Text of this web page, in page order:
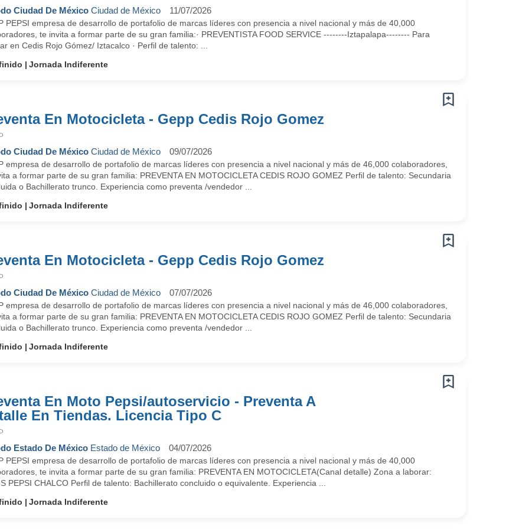
Ciudad De MéxicoCiudad de México 11/07/2026
PEPSI empresa de desarrollo de portafolio de marcas líderes con presencia a nivel nacional y más de 40,000
te invita a formar parte de su gran familia:· PREVENTISTA FOOD SERVICE --------Iztapalapa-------- Para
en Cedis Rojo Gómez/ Iztacalco · Perfil de talento: ...
Jornada Indiferente
En Motocicleta - Gepp Cedis Rojo Gomez
Ciudad De MéxicoCiudad de México 09/07/2026
empresa de desarrollo de portafolio de marcas líderes con presencia a nivel nacional y más de 46,000 colaboradores,
a formar parte de su gran familia: PREVENTA EN MOTOCICLETA CEDIS ROJO GOMEZ Perfil de talento: Secundaria
o Bachillerato trunco. Experiencia como preventa /vendedor ...
Jornada Indiferente
En Motocicleta - Gepp Cedis Rojo Gomez
Ciudad De MéxicoCiudad de México 07/07/2026
empresa de desarrollo de portafolio de marcas líderes con presencia a nivel nacional y más de 46,000 colaboradores,
a formar parte de su gran familia: PREVENTA EN MOTOCICLETA CEDIS ROJO GOMEZ Perfil de talento: Secundaria
o Bachillerato trunco. Experiencia como preventa /vendedor ...
Jornada Indiferente
En Moto Pepsi/autoservicio - Preventa A
En Tiendas. Licencia Tipo C
Estado De MéxicoEstado de México 04/07/2026
PEPSI empresa de desarrollo de portafolio de marcas líderes con presencia a nivel nacional y más de 40,000
te invita a formar parte de su gran familia: PREVENTA EN MOTOCICLETA(Canal detalle) Zona a laborar:
PEPSI CHALCO Perfil de talento: Bachillerato concluido o equivalente. Experiencia ...
Jornada Indiferente